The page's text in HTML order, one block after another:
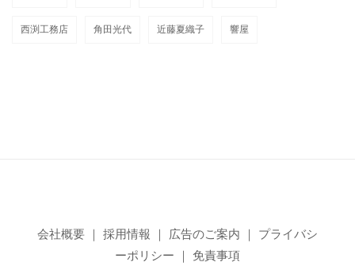
西渕工務店 角田光代 近藤夏織子 響屋
会社概要 ｜ 採用情報 ｜ 広告のご案内 ｜
プライバシ
ーポリシー ｜ 免責事項